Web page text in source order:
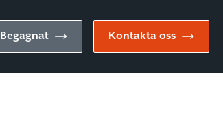
Begagnat Kontakta oss